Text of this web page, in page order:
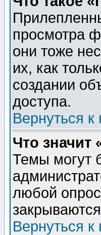
просмотра
они тоже
их, как
создании
доступа.
Вернуться к
Что значит
Темы могут
любой
Вернуться к